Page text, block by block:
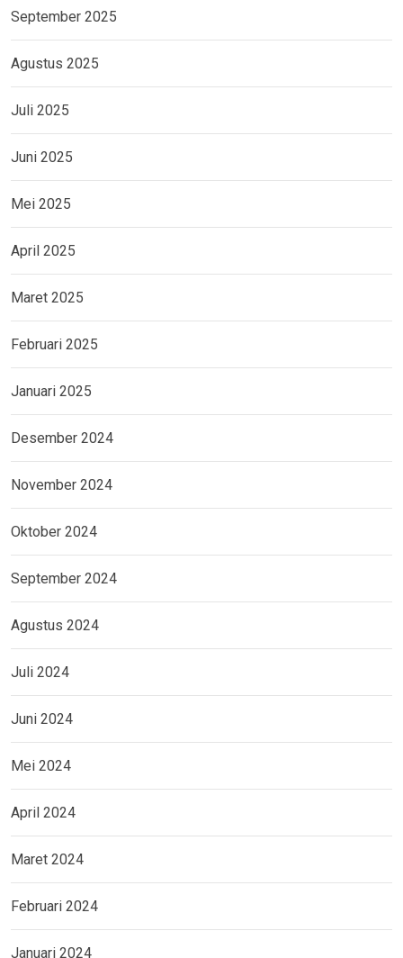
September 2025
Agustus 2025
Juli 2025
Juni 2025
Mei 2025
April 2025
Maret 2025
Februari 2025
Januari 2025
Desember 2024
November 2024
Oktober 2024
September 2024
Agustus 2024
Juli 2024
Juni 2024
Mei 2024
April 2024
Maret 2024
Februari 2024
Januari 2024